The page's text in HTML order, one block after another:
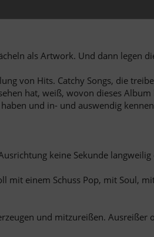
als Artwork. Und dann legen
von Hits. Catchy Songs, die
hat, weiß, wovon dieses
und in- und auswendig
keine Sekunde
mit einem Schuss Pop, mit Soul,
und mitzureißen. Ausreißer